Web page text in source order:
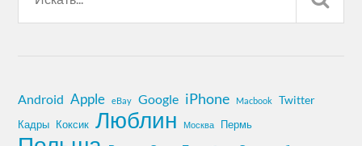
Android Apple eBay Google iPhone Macbook Twitter
Кадры Коксик Люблин Москва Пермь